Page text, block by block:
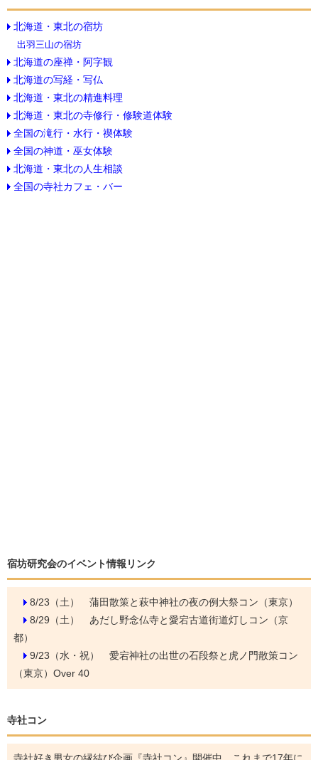
北海道・東北の宿坊
出羽三山の宿坊
北海道の座禅・阿字観
北海道の写経・写仏
北海道・東北の精進料理
北海道・東北の寺修行・修験道体験
全国の滝行・水行・禊体験
全国の神道・巫女体験
北海道・東北の人生相談
全国の寺社カフェ・バー
宿坊研究会のイベント情報リンク
8/23（土） 蒲田散策と萩中神社の夜の例大祭コン（東京）
8/29（土） あだし野念仏寺と愛宕古道街道灯しコン（京
都）
9/23（水・祝） 愛宕神社の出世の石段祭と虎ノ門散策コン
（東京）Over 40
寺社コン